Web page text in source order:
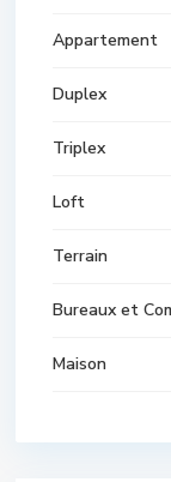
Appartement
Duplex
Triplex
Loft
Terrain
Bureaux et
Maison